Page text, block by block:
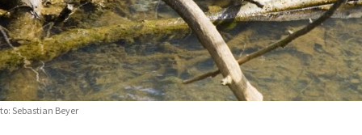
Sebastian Beyer